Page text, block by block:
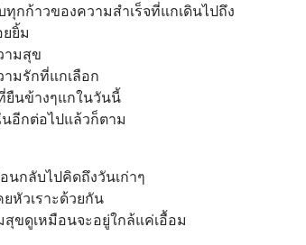
กก้าวของความสำเร็จที่แกเดินไปถึง
ยิ้ม
ามสุข
มรักที่แกเลือก
ยืนข้างๆแกในวันนี้
อีกต่อไปแล้วก็ตาม
นกลับไปคิดถึงวันเก่าๆ
ยหัวเราะด้วยกัน
ขดูเหมือนจะอยู่ใกล้แค่เอื้อม